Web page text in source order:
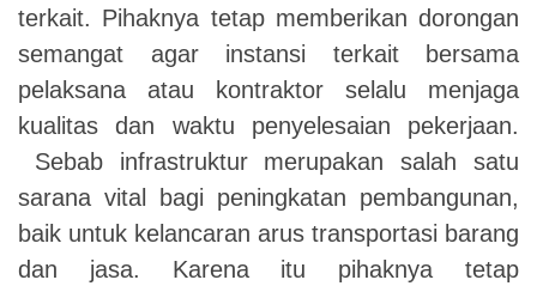
terkait. Pihaknya tetap memberikan dorongan
semangat agar instansi terkait bersama
pelaksana atau kontraktor selalu menjaga
kualitas dan waktu penyelesaian pekerjaan.
Sebab infrastruktur merupakan salah satu
sarana vital bagi peningkatan pembangunan,
baik untuk kelancaran arus transportasi barang
dan jasa. Karena itu pihaknya tetap